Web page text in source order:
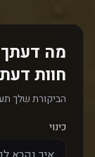
מה דעתך
חוות דעת
הביקורת שלך
כינוי